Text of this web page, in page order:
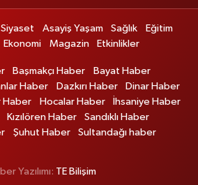
Siyaset Asayiş Yaşam Sağlık
Eğitim
Ekonomi Magazin Etkinlikler
Başmakçı Haber
Bayat Haber
Haber Dazkırı Haber
Dinar Haber
Haber Hocalar Haber
İhsaniye Haber
Kızılören Haber
Sandıklı Haber
Şuhut Haber Sultandağı haber
Yazılımı: TE Bilişim